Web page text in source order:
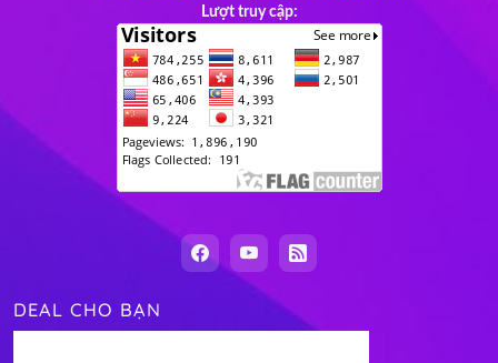
Lượt truy cập:
DEAL CHO BẠN